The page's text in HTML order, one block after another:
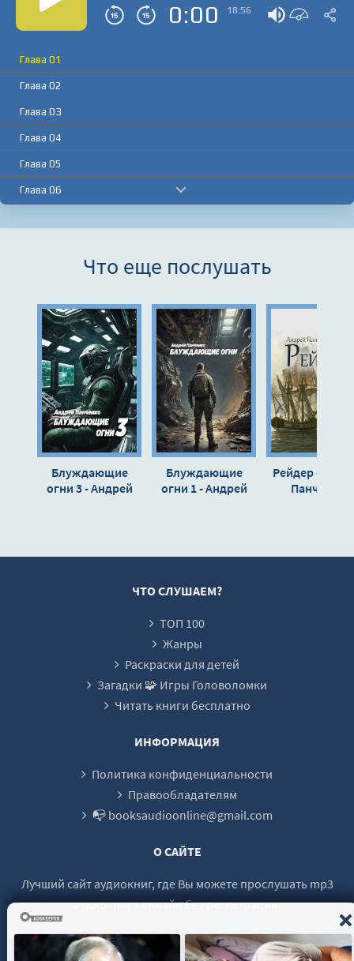
0:00 18:56
Глава 01
Глава 02
Глава 03
Глава 04
Глава 05
Глава 06
Глава 11
Глава 12
Глава 13
Глава 14
Глава 15
Глава 16
Глава 17
Глава 20
Что еще послушать
Блуждающие
огни 3 - Андрей
Блуждающие
огни 1 - Андрей
Рейдер -
Панченко
ЧТО СЛУШАЕМ?
ТОП 100
Жанры
Раскраски для детей
Загадки 🧩 Игры Головоломки
Читать книги бесплатно
ИНФОРМАЦИЯ
Политика конфиденциальности
Правообладателям
📭 booksaudioonline@gmail.com
О САЙТЕ
Лучший сайт аудиокниг, где Вы можете прослушать mp3
аудиокнигу онлайн без регистрации.